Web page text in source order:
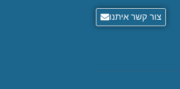
צור קשר איתנו